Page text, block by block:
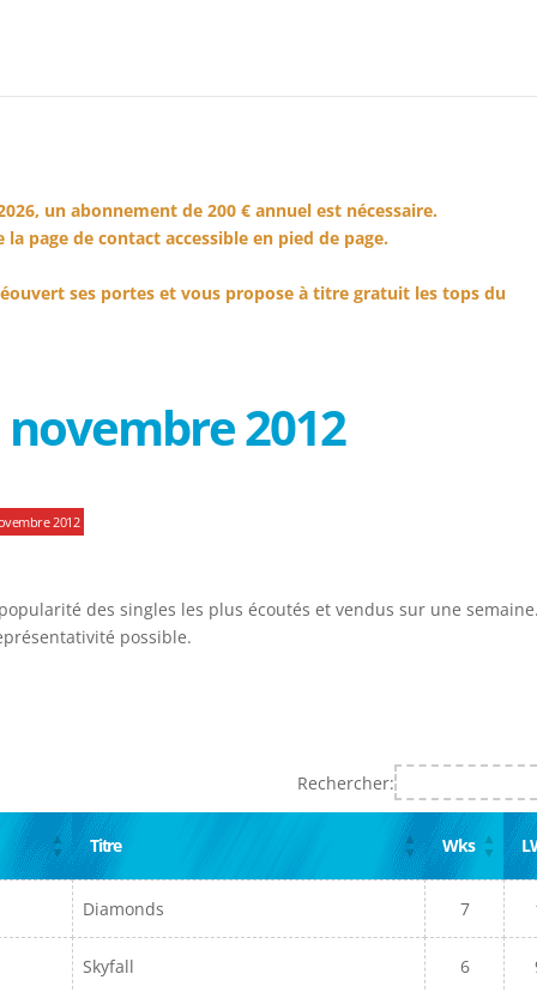
un abonnement de 200 € annuel est nécessaire.
page de contact accessible en pied de page.
ses portes et vous propose à titre gratuit les tops du
2012
2012
des singles les plus écoutés et vendus sur une
possible.
Rechercher:
Titre Wks
Diamonds 7
Skyfall 6